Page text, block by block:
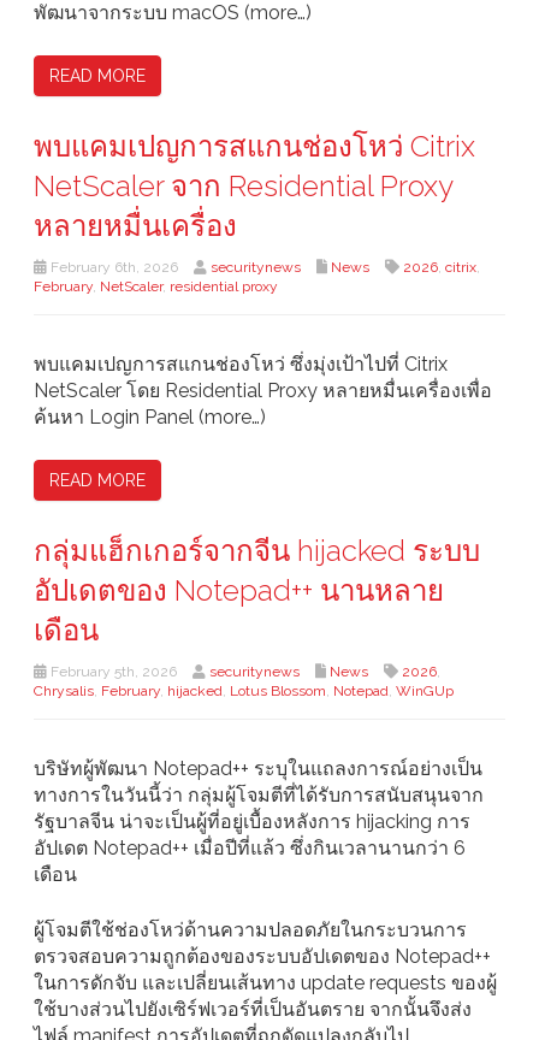
พัฒนาจากระบบ macOS (more…)
READ MORE
พบแคมเปญการสแกนช่องโหว่ Citrix
NetScaler จาก Residential Proxy
หลายหมื่นเครื่อง
February 6th, 2026 securitynews News 2026, citrix,
February, NetScaler, residential proxy
พบแคมเปญการสแกนช่องโหว่ ซึ่งมุ่งเป้าไปที่ Citrix
NetScaler โดย Residential Proxy หลายหมื่นเครื่องเพื่อ
ค้นหา Login Panel (more…)
READ MORE
กลุ่มแฮ็กเกอร์จากจีน hijacked ระบบ
อัปเดตของ Notepad++ นานหลาย
เดือน
February 5th, 2026 securitynews News 2026,
Chrysalis, February, hijacked, Lotus Blossom, Notepad, WinGUp
บริษัทผู้พัฒนา Notepad++ ระบุในแถลงการณ์อย่างเป็น
ทางการในวันนี้ว่า กลุ่มผู้โจมตีที่ได้รับการสนับสนุนจาก
รัฐบาลจีน น่าจะเป็นผู้ที่อยู่เบื้องหลังการ hijacking การ
อัปเดต Notepad++ เมื่อปีที่แล้ว ซึ่งกินเวลานานกว่า 6
เดือน
ผู้โจมตีใช้ช่องโหว่ด้านความปลอดภัยในกระบวนการ
ตรวจสอบความถูกต้องของระบบอัปเดตของ Notepad++
ในการดักจับ และเปลี่ยนเส้นทาง update requests ของผู้
ใช้บางส่วนไปยังเซิร์ฟเวอร์ที่เป็นอันตราย จากนั้นจึงส่ง